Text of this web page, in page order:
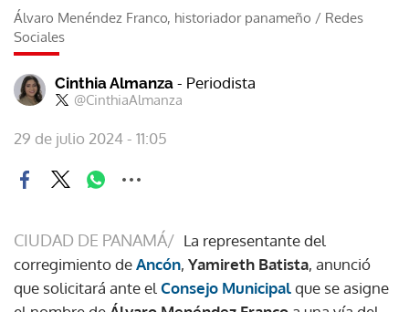
Álvaro Menéndez Franco, historiador panameño / Redes
Sociales
Cinthia Almanza - Periodista
@CinthiaAlmanza
29 de julio 2024 - 11:05
CIUDAD DE PANAMÁ/ La representante del
corregimiento deAncón, Yamireth Batista, anunció
que solicitará ante el Consejo Municipalque se asigne